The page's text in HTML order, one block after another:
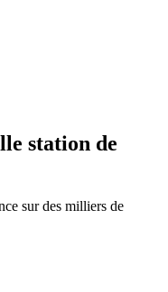
station de
sur des milliers de